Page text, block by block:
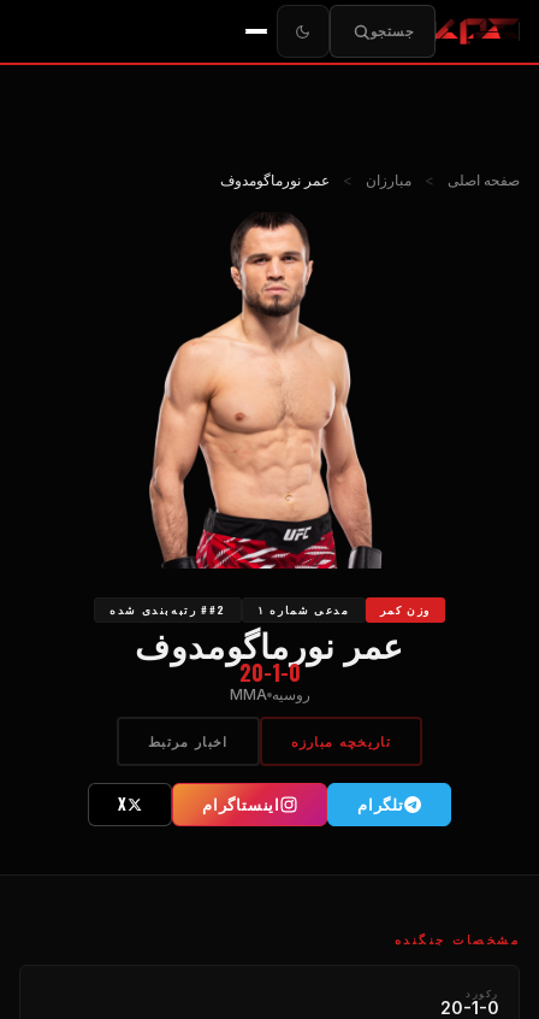
جستجو
صفحه اصلی > مبارزان > عمر نورماگومدوف
وزن کمر مدعی شماره ۱ ##2 رتبه‌بندی شده
عمر نورماگومدوف
20-1-0
روسیه MMA
تاریخچه مبارزه اخبار مرتبط
تلگرام اینستاگرام X
مشخصات جنگنده
رکورد
20-1-0